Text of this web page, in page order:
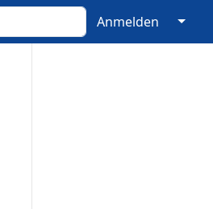
Anmelden ↓